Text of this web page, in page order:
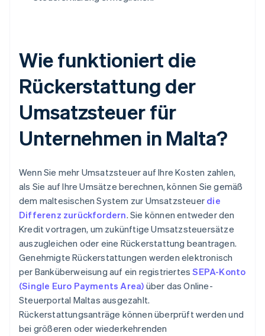
Wie funktioniert die
Rückerstattung der
Umsatzsteuer für
Unternehmen in Malta?
Wenn Sie mehr Umsatzsteuer auf Ihre Kosten zahlen,
als Sie auf Ihre Umsätze berechnen, können Sie gemäß
dem maltesischen System zur Umsatzsteuer die
Differenz zurückfordern. Sie können entweder den
Kredit vortragen, um zukünftige Umsatzsteuersätze
auszugleichen oder eine Rückerstattung beantragen.
Genehmigte Rückerstattungen werden elektronisch
per Banküberweisung auf ein registriertesSEPA-Konto
(Single Euro Payments Area) über das Online-
Steuerportal Maltas ausgezahlt.
Rückerstattungsanträge können überprüft werden und
bei größeren oder wiederkehrenden